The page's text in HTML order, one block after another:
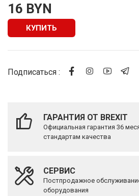
Стоимость
16 BYN
КУПИТЬ
Подписаться :
ГАРАНТИЯ ОТ BREXIT
Официальная гарантия 36
стандартам качества
СЕРВИС
Постпродажное
оборудования